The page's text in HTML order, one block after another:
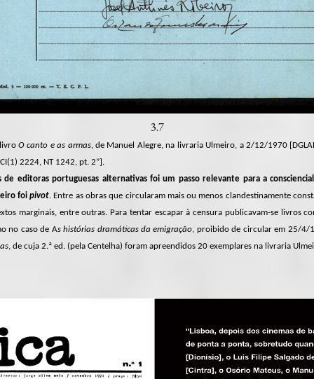
3.7
O canto e as armas, de Manuel Alegre, na livraria Ulmeiro, a 2/12/1970
2224, NT 1242, pt. 2”].
editoras portuguesas alternativas foi um passo relevante para a
foipivot. Entre as obras que circularam mais ou menos clandestinamente
marginais, entre outras. Para tentar escapar à censura publicavam-se livros
no caso de As histórias dramáticas da emigração, proibido de circular em 25/4/
, de cuja 2.ª ed. (pela Centelha) foram apreendidos 20 exemplares na livraria